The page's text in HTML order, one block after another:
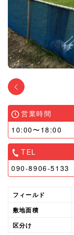
営業時間
10:00〜18:00
TEL
090-8906-5133
フィールド
敷地面積
区分け